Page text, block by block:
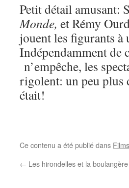
Petit détail amusant:
Monde, et Rémy
jouent les figurants à
Indépendamment de
n’empêche, les
rigolent: un peu plus
était!
Ce contenu a été publié dans Films
← Les hirondelles et la boulangère